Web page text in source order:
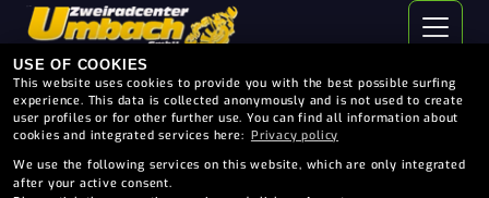
USE OF COOKIES
This website uses cookies to provide you with the best possible surfing
experience. This data is collected anonymously and is not used to create
user profiles or for other further use. You can find all information about
cookies and integrated services here: Privacy policy
We use the following services on this website, which are only integrated
after your active consent.